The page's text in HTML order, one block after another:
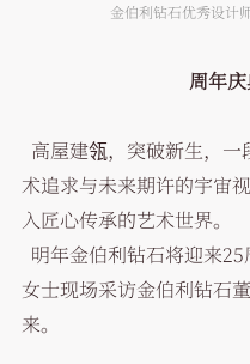
金伯利钻石优秀设计
周年
高屋建瓴，突破新生，
术追求与未来期许的宇宙
入匠心传承的艺术世界。
明年金伯利钻石将迎来
女士现场采访金伯利钻石
来。